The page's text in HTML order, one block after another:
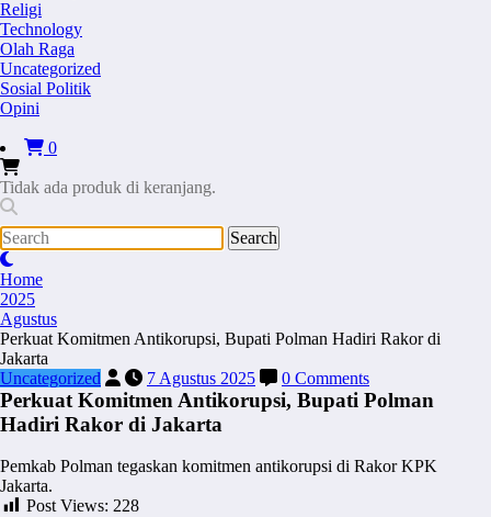
Religi
Technology
Olah Raga
Uncategorized
Sosial Politik
Opini
0
Tidak ada produk di keranjang.
Home
2025
Agustus
Perkuat Komitmen Antikorupsi, Bupati Polman Hadiri Rakor di
Jakarta
Uncategorized
7 Agustus 2025 0 Comments
Perkuat Komitmen Antikorupsi, Bupati Polman
Hadiri Rakor di Jakarta
Pemkab Polman tegaskan komitmen antikorupsi di Rakor KPK
Jakarta.
Post Views: 228